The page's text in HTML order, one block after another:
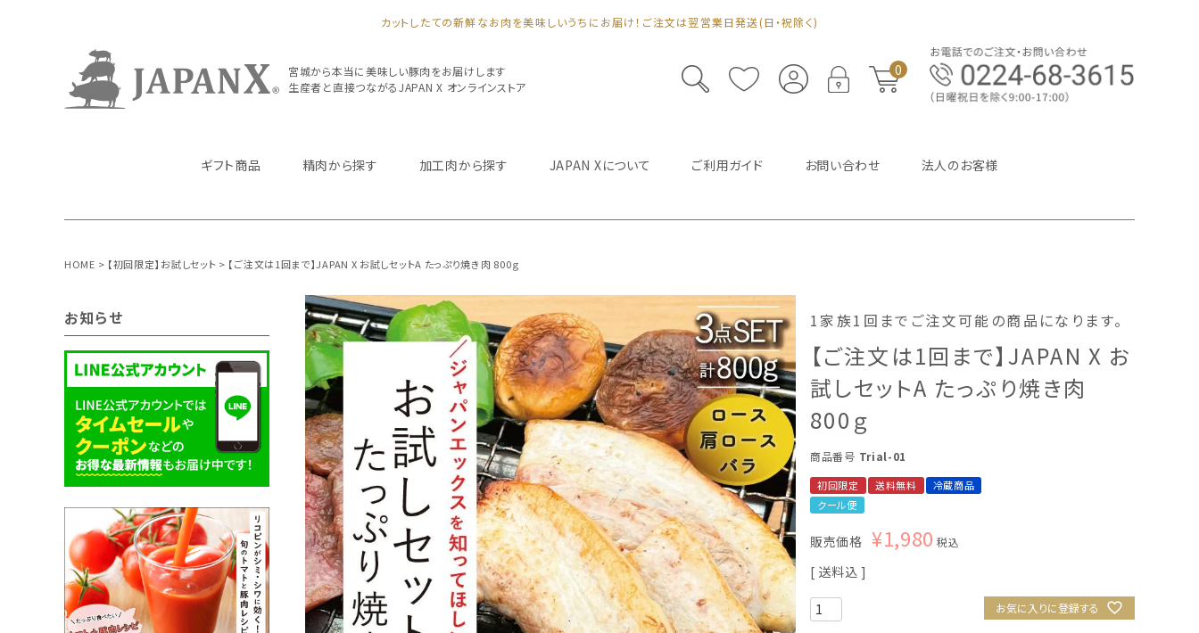
カットしたての新鮮なお肉を美味しいうちにお届け！ご注文は翌営業日発送(日・祝除く)
宮城から本当に美味しい豚肉をお届けします
生産者と直接つながるJAPAN X オンラインストア
0
ギフト商品 精肉から探す 加工肉から探す JAPAN Xについて ご利用ガイド お問い合わせ 法人のお客様
HOME 【初回限定】お試しセット 【ご注文は1回まで】JAPAN X お試しセットA たっぷり焼き肉 800ｇ
お知らせ 1家族1回までご注文可能の商品になります。
【ご注文は1回まで】JAPAN X お
試しセットA たっぷり焼き肉
800ｇ
商品番号 Trial-01
初回限定 送料無料
冷蔵商品
クール便
販売価格 ¥1,980 税込
送料込
お気に入りに登録する